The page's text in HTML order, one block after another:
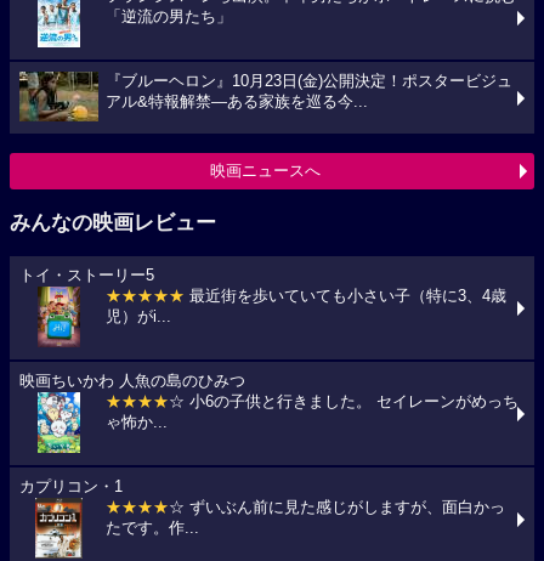
「逆流の男たち」
『ブルーヘロン』10月23日(金)公開決定！ポスタービジュ
アル&特報解禁―ある家族を巡る今...
映画ニュースへ
みんなの映画レビュー
トイ・ストーリー5
★★★★★ 最近街を歩いていても小さい子（特に3、4歳
児）がi...
映画ちいかわ 人魚の島のひみつ
★★★★☆ 小6の子供と行きました。 セイレーンがめっち
ゃ怖か...
カプリコン・1
★★★★☆ ずいぶん前に見た感じがしますが、面白かっ
たです。作...